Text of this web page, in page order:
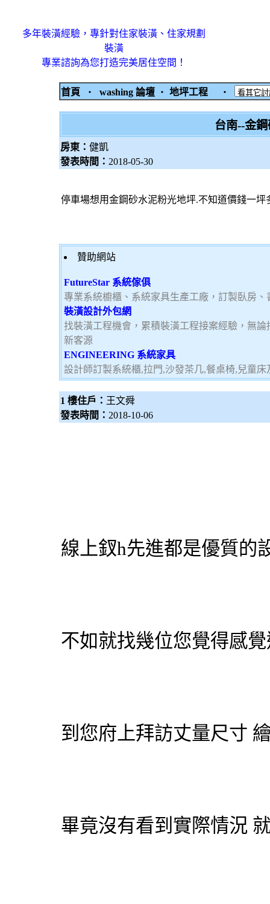
多年裝潢經驗，專針對住家裝潢、住家規劃
裝潢
專業諮詢為您打造完美居住空間！
首頁 ‧ washing 論壇 ‧ 地坪工程 ‧
台南--金
房東： 健凱
發表時間： 2018-05-30
停車場想用金鋼砂水泥粉光地坪.不知道價錢一坪
贊助網站
FutureStar 系統傢俱
專業系統櫥櫃、系統家具生產工廠，訂製臥房、
裝潢設計外包網
找裝潢工程機會，累積裝潢工程接案經驗，無
新客源
ENGINEERING 系統家具
設計師訂製系統櫃,拉門,沙發茶几,餐桌椅,兒童
1 樓住戶： 王文舜
發表時間： 2018-10-06
線上釵h先進都是優質的
不如就找幾位您覺得感
到您府上拜訪丈量尺寸
畢竟沒有看到實際情況